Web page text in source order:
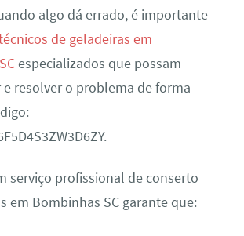
algo dá errado, é importante
de geladeiras em
especializados que possam
resolver o problema de forma
serviço profissional de conserto
em Bombinhas SC garante que: